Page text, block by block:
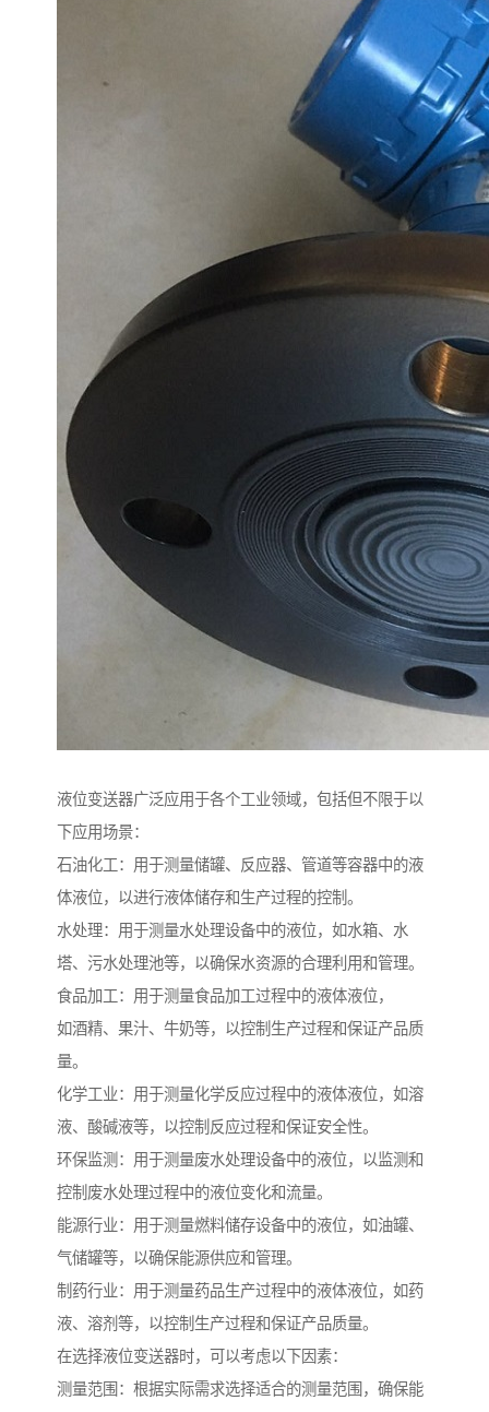
液位变送器广泛应用于各个工业领域，包括但不限于以
下应用场景：
石油化工：用于测量储罐、反应器、管道等容器中的液
体液位，以进行液体储存和生产过程的控制。
水处理：用于测量水处理设备中的液位，如水箱、水
塔、污水处理池等，以确保水资源的合理利用和管理。
食品加工：用于测量食品加工过程中的液体液位，
如酒精、果汁、牛奶等，以控制生产过程和保证产品质
量。
化学工业：用于测量化学反应过程中的液体液位，如溶
液、酸碱液等，以控制反应过程和保证安全性。
环保监测：用于测量废水处理设备中的液位，以监测和
控制废水处理过程中的液位变化和流量。
能源行业：用于测量燃料储存设备中的液位，如油罐、
气储罐等，以确保能源供应和管理。
制药行业：用于测量药品生产过程中的液体液位，如药
液、溶剂等，以控制生产过程和保证产品质量。
在选择液位变送器时，可以考虑以下因素：
测量范围：根据实际需求选择适合的测量范围，确保能